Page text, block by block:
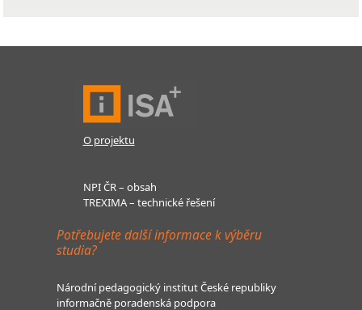
O projektu
NPI ČR – obsah
TREXIMA – technické řešení
Potřebujete další informace k výběru
studia?
Národní pedagogický institut České republiky
informačně poradenská podpora